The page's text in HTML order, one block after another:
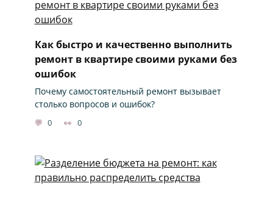
Как быстро и качественно выполнить
ремонт в квартире своими руками без
ошибок
Почему самостоятельный ремонт вызывает
столько вопросов и ошибок?
0 0